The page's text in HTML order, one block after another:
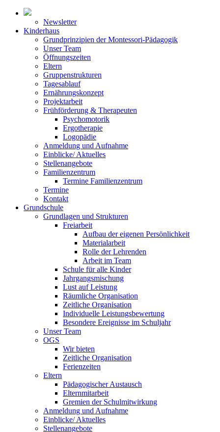
Newsletter
Kinderhaus
Grundprinzipien der Montessori-Pädagogik
Unser Team
Öffnungszeiten
Eltern
Gruppenstrukturen
Tagesablauf
Ernährungskonzept
Projektarbeit
Frühförderung & Therapeuten
Psychomotorik
Ergotherapie
Logopädie
Anmeldung und Aufnahme
Einblicke/ Aktuelles
Stellenangebote
Familienzentrum
Termine Familienzentrum
Termine
Kontakt
Grundschule
Grundlagen und Strukturen
Freiarbeit
Aufbau der eigenen Persönlichkeit
Materialarbeit
Rolle der Lehrenden
Arbeit im Team
Schule für alle Kinder
Jahrgangsmischung
Lust auf Leistung
Räumliche Organisation
Zeitliche Organisation
Individuelle Leistungsbewertung
Besondere Ereignisse im Schuljahr
Unser Team
OGS
Wir bieten
Zeitliche Organisation
Ferienzeiten
Eltern
Pädagogischer Austausch
Elternmitarbeit
Gremien der Schulmitwirkung
Anmeldung und Aufnahme
Einblicke/ Aktuelles
Stellenangebote